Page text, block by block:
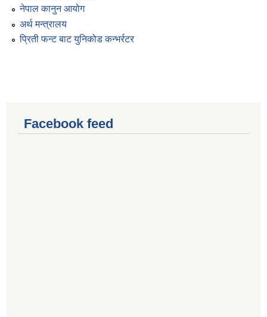
नेपाल कानुन आयोग
अर्थ मन्त्रालय
प्रिती फन्ट बाट युनिकोड कन्भर्रटर
Facebook feed